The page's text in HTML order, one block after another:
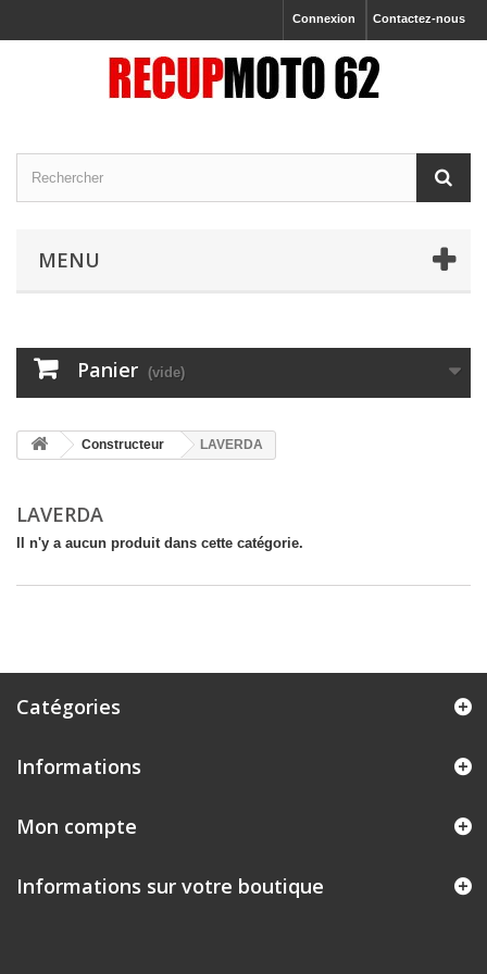
Contactez-nous
Connexion
MENU
Panier (vide)
Constructeur LAVERDA
LAVERDA
Il n'y a aucun produit dans cette catégorie.
Catégories
Informations
Mon compte
Informations sur votre boutique